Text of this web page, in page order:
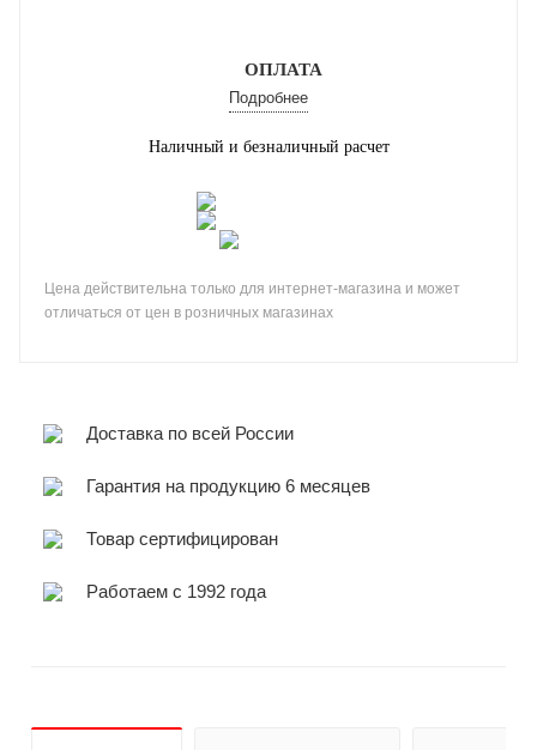
ОПЛАТА
Подробнее
Наличный и безналичный расчет
Цена действительна только для интернет-магазина и может
отличаться от цен в розничных магазинах
Доставка по всей России
Гарантия на продукцию 6 месяцев
Товар сертифицирован
Работаем с 1992 года